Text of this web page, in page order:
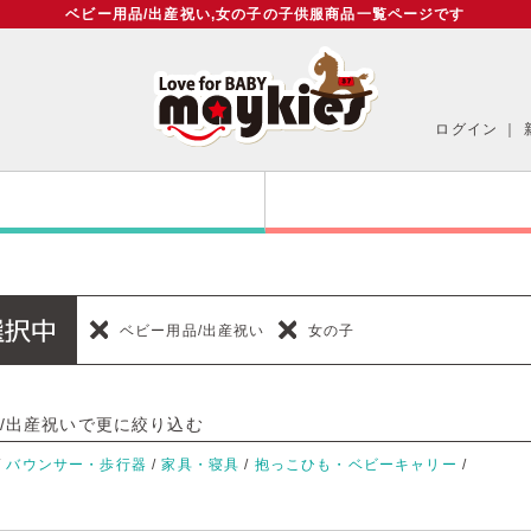
ベビー用品/出産祝い,女の子の子供服商品一覧ページです
ログイン ｜
ベビー用品/出産祝い 女の子
産祝いで更に絞り込む
バウンサー・歩行器 /家具・寝具 / 抱っこひも・ベビーキャリー /